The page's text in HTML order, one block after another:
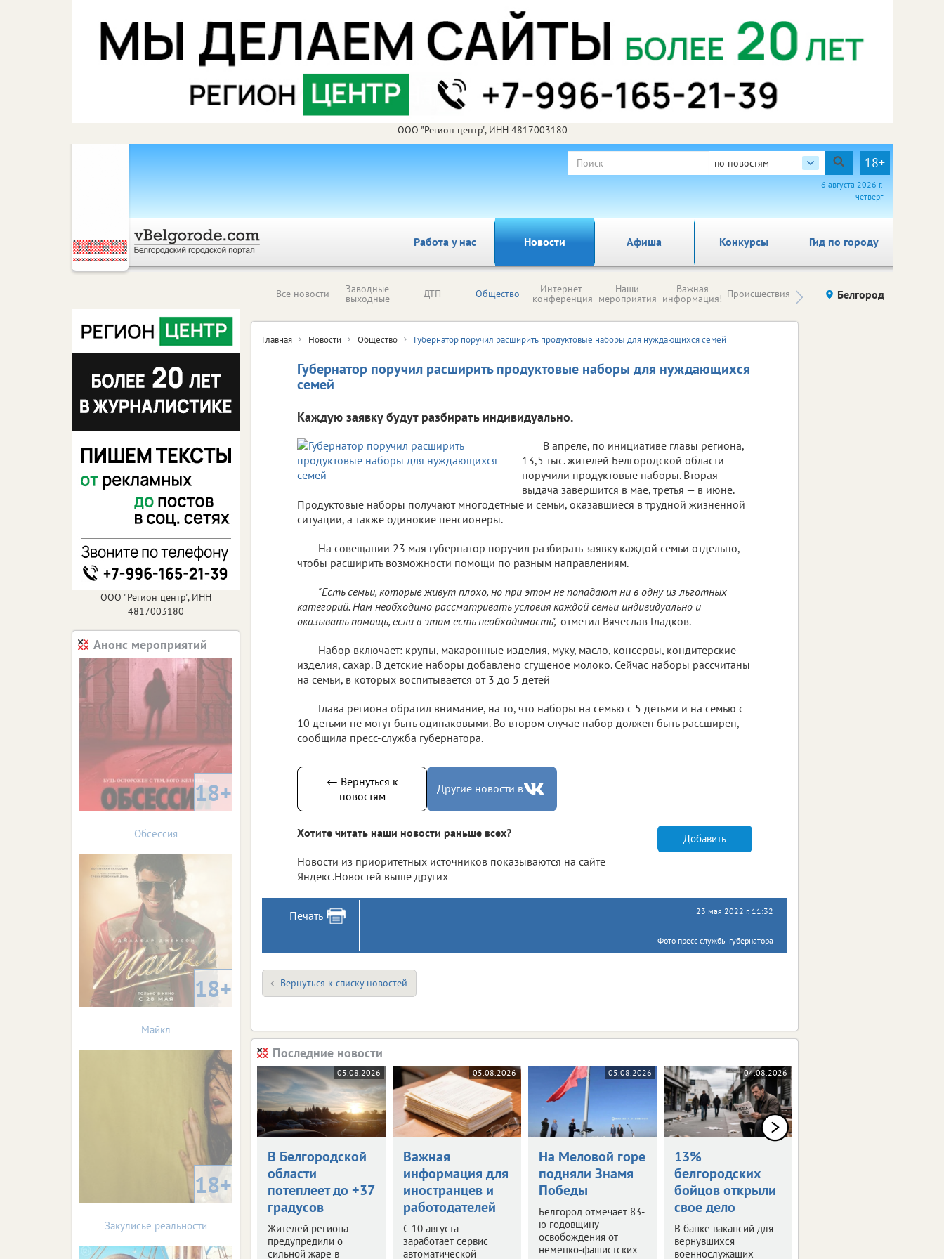
ООО "Регион центр", ИНН 4817003180
по новостям 18+
6 августа 2026 г.
четверг
Работа у нас Новости Афиша Гид по городу
Конкурсы
Все новости Заводные
выходные ДТП Общество Интернет-
конференция
Наши
мероприятия
Важная
информация! Происшествия Здоровье компаний (на
правах
Белгород
Главная Новости Общество Губернатор поручил расширить продуктовые наборы для нуждающихся семей
Губернатор поручил расширить продуктовые наборы для нуждающихся
семей
Каждую заявку будут разбирать индивидуально.
В апреле, по инициативе главы региона,
13,5 тыс. жителей Белгородской области
поручили продуктовые наборы. Вторая
выдача завершится в мае, третья — в июне.
Продуктовые наборы получают многодетные и семьи, оказавшиеся в трудной жизненной
ситуации, а также одинокие пенсионеры.
На совещании 23 мая губернатор поручил разбирать заявку каждой семьи отдельно,
чтобы расширить возможности помощи по разным направлениям.
"Есть семьи, которые живут плохо, но при этом не попадают ни в одну из льготных
категорий. Нам необходимо рассматривать условия каждой семьи индивидуально и
оказывать помощь, если в этом есть необходимость",-отметил Вячеслав Гладков.
Набор включает: крупы, макаронные изделия, муку, масло, консервы, кондитерские
изделия, сахар. В детские наборы добавлено сгущеное молоко. Сейчас наборы рассчитаны
на семьи, в которых воспитывается от 3 до 5 детей
Глава региона обратил внимание, на то, что наборы на семью с 5 детьми и на семью с
10 детьми не могут быть одинаковыми. Во втором случае набор должен быть рассширен,
сообщила пресс-служба губернатора.
← Вернуться к
новостям
Другие новости в
Хотите читать наши новости раньше всех?
Новости из приоритетных источников показываются на сайте
Яндекс.Новостей выше других
Добавить
Печать 23 мая 2022 г. 11:32
Фото пресс-службы губернатора
Вернуться к списку новостей
Последние новости
05.08.2026
В Белгородской
области
потеплеет до +37
градусов
Жителей региона
предупредили о
сильной жаре в
05.08.2026
Важная
информация для
иностранцев и
работодателей
С 10 августа
заработает сервис
автоматической
05.08.2026
На Меловой горе
подняли Знамя
Победы
Белгород отмечает 83-
ю годовщину
освобождения от
немецко-фашистских
04.08.2026
13%
белгородских
бойцов открыли
свое дело
В банке вакансий для
вернувшихся
военнослужащих
ООО "Регион центр", ИНН
4817003180
Анонс мероприятий
18+
Обсессия
18+
Майкл
18+
Закулисье реальности